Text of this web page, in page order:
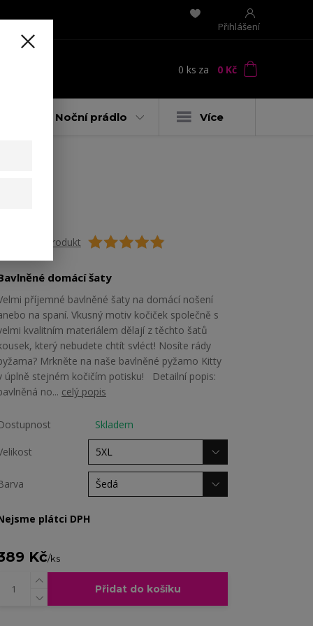
Přihlášení
0 ks za 0 Kč
Noční prádlo Více
produkt
domácí šaty
příjemné bavlněné šaty na domácí nošení
na spaní. Vkusný motiv kočiček společně s
kvalitním materiálem dělají z těchto šatů
který nebudete chtít svléct! Nosíte rády
Mrkněte na naše bavlněné pyžamo Kitty
úplně stejném kočičím potisku! Detailní popis:
no... celý popis
Skladem
plátci DPH
Kč/ks
Přidat do košíku